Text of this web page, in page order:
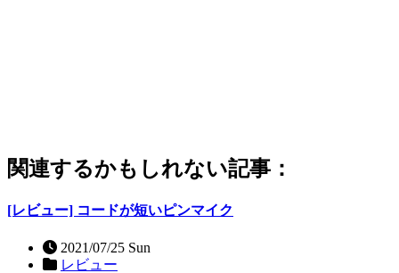
関連するかもしれない記事：
[レビュー] コードが短いピンマイク
2021/07/25 Sun
レビュー